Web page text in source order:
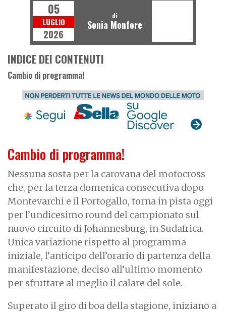
Cambio di programma!
Nessuna sosta per la carovana del motocross
che, per la terza domenica consecutiva dopo
Montevarchi e il Portogallo, torna in pista oggi
per l’undicesimo round del campionato sul
nuovo circuito di Johannesburg, in Sudafrica.
Unica variazione rispetto al programma
iniziale, l’anticipo dell’orario di partenza della
manifestazione, deciso all’ultimo momento
per sfruttare al meglio il calare del sole.
Superato il giro di boa della stagione, iniziano a
05
LUGLIO
2026
di
Sonia Monfore
INDICE DEI CONTENUTI
Cambio di programma!